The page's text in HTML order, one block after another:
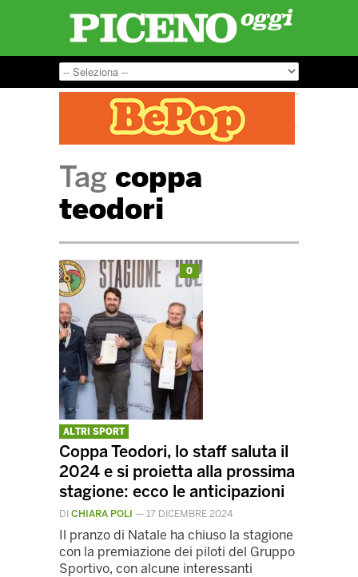
Tag coppa
teodori
0
ALTRI SPORT
Coppa Teodori, lo staff saluta il
2024 e si proietta alla prossima
stagione: ecco le anticipazioni
DI CHIARA POLI — 17 DICEMBRE 2024
Il pranzo di Natale ha chiuso la stagione
con la premiazione dei piloti del Gruppo
Sportivo, con alcune interessanti